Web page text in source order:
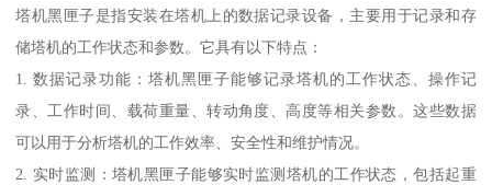
塔机黑匣子是指安装在塔机上的数据记录设备，主要用于记录和存
储塔机的工作状态和参数。它具有以下特点：
1. 数据记录功能：塔机黑匣子能够记录塔机的工作状态、操作记
录、工作时间、载荷重量、转动角度、高度等相关参数。这些数据
可以用于分析塔机的工作效率、安全性和维护情况。
2. 实时监测：塔机黑匣子能够实时监测塔机的工作状态，包括起重